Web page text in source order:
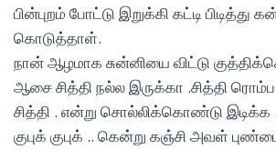
பின்புறம் போட்டு இறுக்கி கட்டி பிடித்து
கொடுத்தாள்.
நான் ஆழமாக சுன்னியை விட்டு
ஆசை சித்தி நல்ல இருக்கா .சித்தி ரொம்ப
சித்தி . என்று சொல்லிக்கொண்டு இடிக்க
குபுக் குபுக் .. கென்று கஞ்சி அவள்